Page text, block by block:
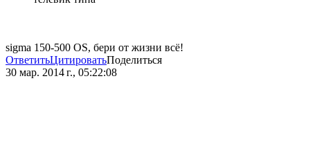
sigma 150-500 OS, бери от жизни всё!
ОтветитьЦитироватьПоделиться
30 мар. 2014 г., 05:22:08